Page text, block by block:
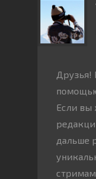
Друзья!
Если вы
дальше